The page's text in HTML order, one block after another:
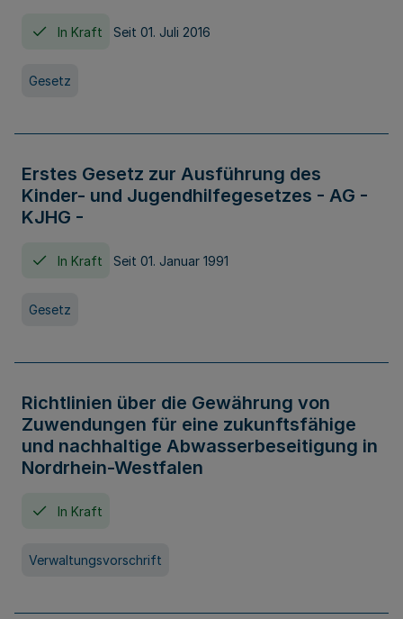
In Kraft Seit 01. Juli 2016
Gesetz
Erstes Gesetz zur Ausführung des
Kinder- und Jugendhilfegesetzes - AG -
KJHG -
In Kraft Seit 01. Januar 1991
Gesetz
Richtlinien über die Gewährung von
Zuwendungen für eine zukunftsfähige
und nachhaltige Abwasserbeseitigung in
Nordrhein-Westfalen
In Kraft
Verwaltungsvorschrift